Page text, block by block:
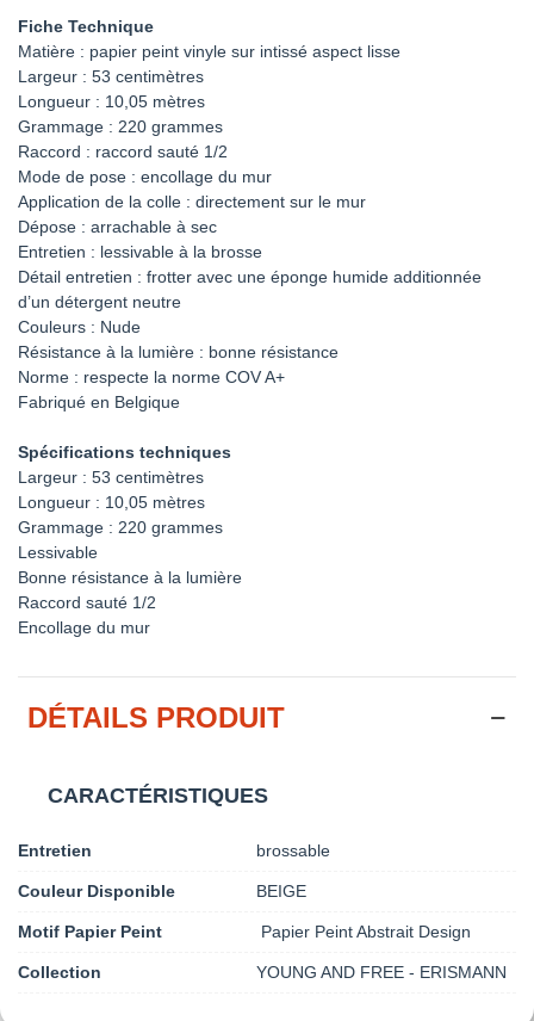
Fiche Technique
Matière : papier peint vinyle sur intissé aspect lisse
Largeur : 53 centimètres
Longueur : 10,05 mètres
Grammage : 220 grammes
Raccord : raccord sauté 1/2
Mode de pose : encollage du mur
Application de la colle : directement sur le mur
Dépose : arrachable à sec
Entretien : lessivable à la brosse
Détail entretien : frotter avec une éponge humide additionnée
d’un détergent neutre
Couleurs : Nude
Résistance à la lumière : bonne résistance
Norme : respecte la norme COV A+
Fabriqué en Belgique
Spécifications techniques
Largeur : 53 centimètres
Longueur : 10,05 mètres
Grammage : 220 grammes
Lessivable
Bonne résistance à la lumière
Raccord sauté 1/2
Encollage du mur
DÉTAILS PRODUIT
CARACTÉRISTIQUES
Entretien brossable
Couleur Disponible BEIGE
Motif Papier Peint Papier Peint Abstrait Design
Collection YOUNG AND FREE - ERISMANN